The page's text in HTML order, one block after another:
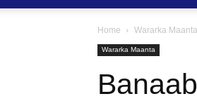
Home Wararka Maanta
Wararka Maanta